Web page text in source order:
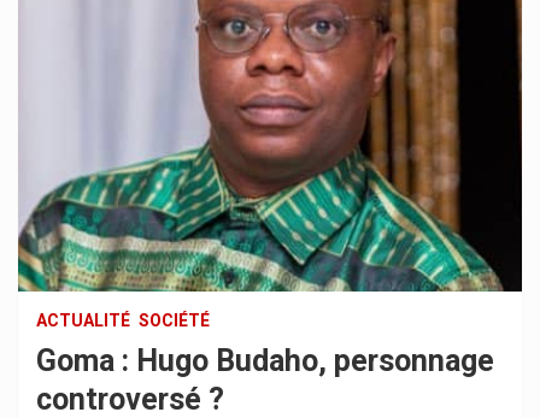
ACTUALITÉ SOCIÉTÉ
Goma : Hugo Budaho, personnage
controversé ?